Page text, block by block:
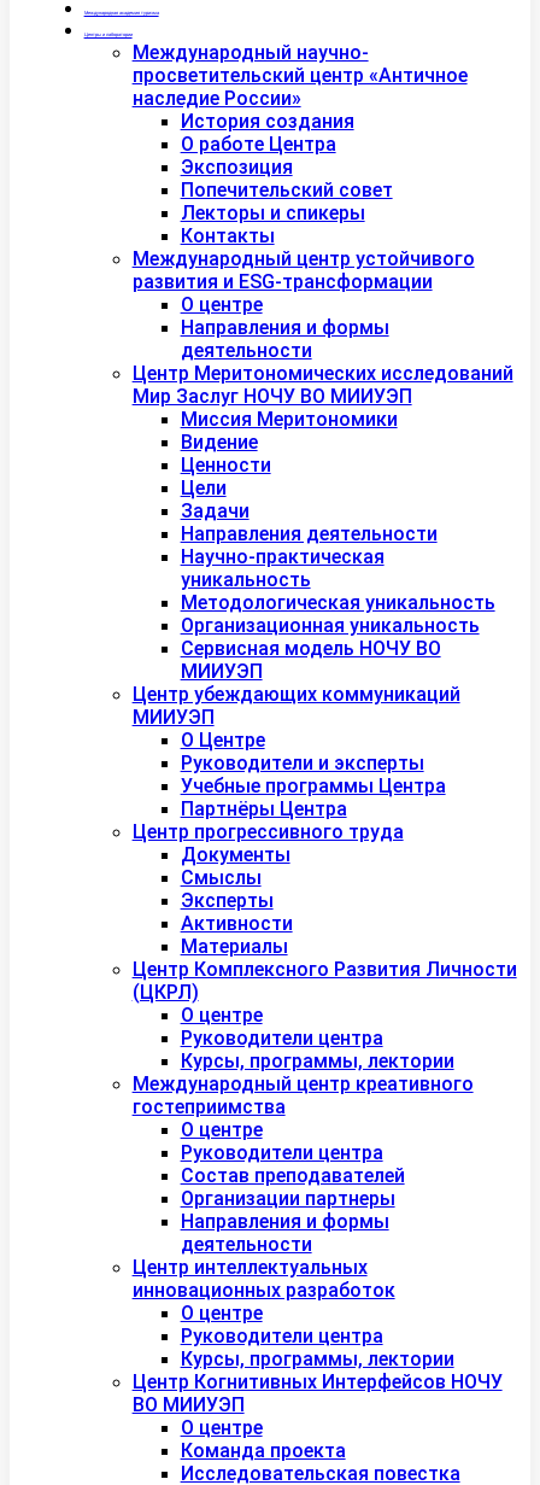
Международная академия туризма
Центры и лаборатории
Международный научно-
просветительский центр «Античное
наследие России»
История создания
О работе Центра
Экспозиция
Попечительский совет
Лекторы и спикеры
Контакты
Международный центр устойчивого
развития и ESG-трансформации
О центре
Направления и формы
деятельности
Центр Меритономических исследований
Мир Заслуг НОЧУ ВО МИИУЭП
Миссия Меритономики
Видение
Ценности
Цели
Задачи
Направления деятельности
Научно-практическая
уникальность
Методологическая уникальность
Организационная уникальность
Сервисная модель НОЧУ ВО
МИИУЭП
Центр убеждающих коммуникаций
МИИУЭП
О Центре
Руководители и эксперты
Учебные программы Центра
Партнёры Центра
Центр прогрессивного труда
Документы
Смыслы
Эксперты
Активности
Материалы
Центр Комплексного Развития Личности
(ЦКРЛ)
О центре
Руководители центра
Курсы, программы, лектории
Международный центр креативного
гостеприимства
О центре
Руководители центра
Состав преподавателей
Организации партнеры
Направления и формы
деятельности
Центр интеллектуальных
инновационных разработок
О центре
Руководители центра
Курсы, программы, лектории
Центр Когнитивных Интерфейсов НОЧУ
ВО МИИУЭП
О центре
Команда проекта
Исследовательская повестка